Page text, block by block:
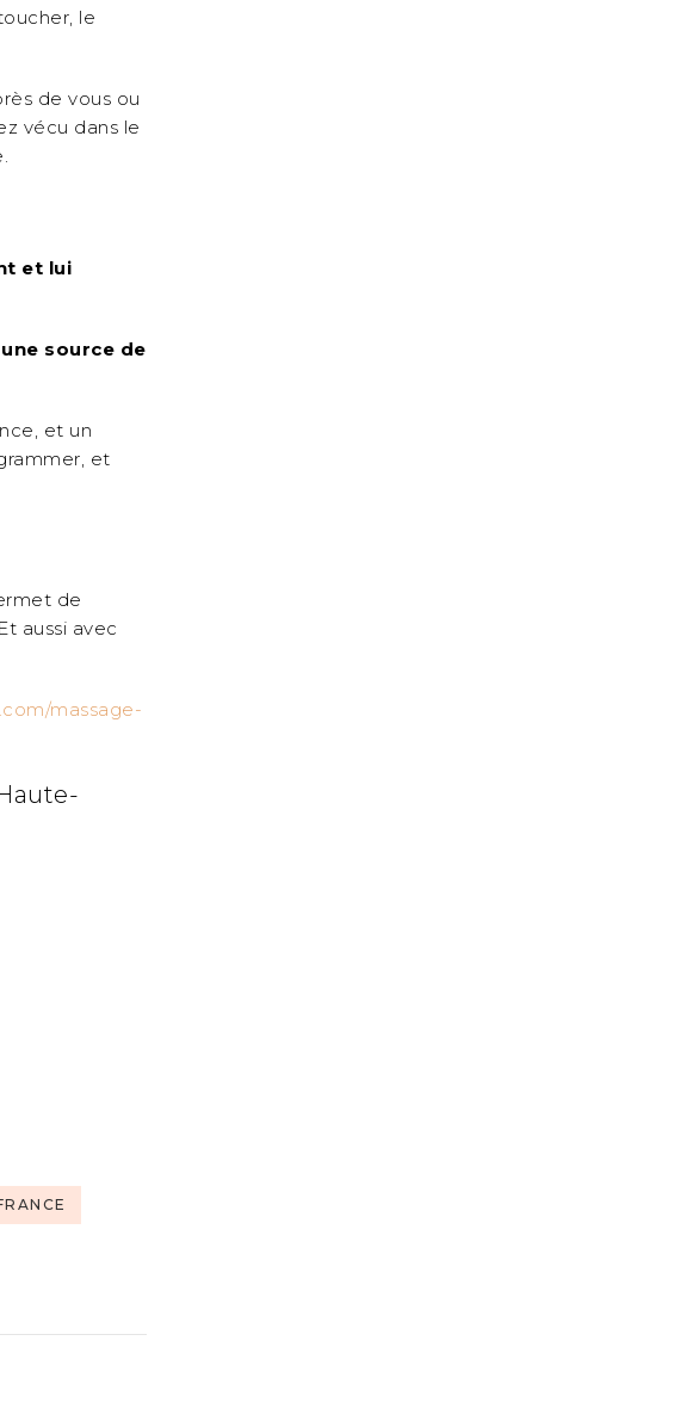
le
de vous ou
vécu dans le
et lui
source de
et un
et
de
aussi avec
massage-